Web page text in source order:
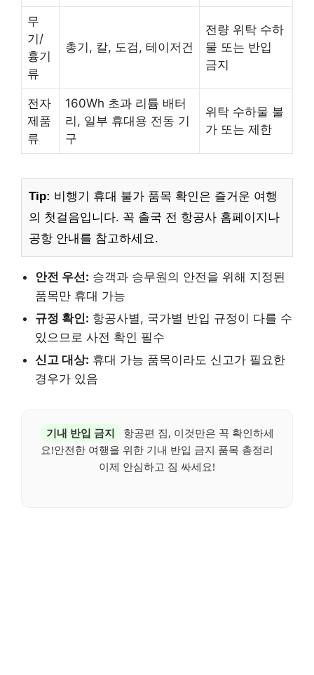
무
기/
흉기
류
총기, 칼, 도검, 테이저건
전량 위탁 수하
물 또는 반입
금지
전자
제품
류
160Wh 초과 리튬 배터
리, 일부 휴대용 전동 기
구
위탁 수하물 불
가 또는 제한
Tip: 비행기 휴대 불가 품목 확인은 즐거운 여행
의 첫걸음입니다. 꼭 출국 전 항공사 홈페이지나
공항 안내를 참고하세요.
안전 우선: 승객과 승무원의 안전을 위해 지정된
품목만 휴대 가능
규정 확인: 항공사별, 국가별 반입 규정이 다를 수
있으므로 사전 확인 필수
신고 대상: 휴대 가능 품목이라도 신고가 필요한
경우가 있음
기내 반입 금지
항공편 짐, 이것만은 꼭 확인하세
요!안전한 여행을 위한 기내 반입 금지 품목 총정리
이제 안심하고 짐 싸세요!